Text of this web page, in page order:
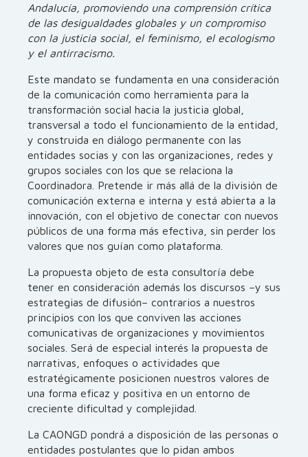
Andalucía, promoviendo una comprensión crítica
de las desigualdades globales y un compromiso
con la justicia social, el feminismo, el ecologismo
y el antirracismo.
Este mandato se fundamenta en una consideración
de la comunicación como herramienta para la
transformación social hacia la justicia global,
transversal a todo el funcionamiento de la entidad,
y construida en diálogo permanente con las
entidades socias y con las organizaciones, redes y
grupos sociales con los que se relaciona la
Coordinadora. Pretende ir más allá de la división de
comunicación externa e interna y está abierta a la
innovación, con el objetivo de conectar con nuevos
públicos de una forma más efectiva, sin perder los
valores que nos guían como plataforma.
La propuesta objeto de esta consultoría debe
tener en consideración además los discursos –y sus
estrategias de difusión– contrarios a nuestros
principios con los que conviven las acciones
comunicativas de organizaciones y movimientos
sociales. Será de especial interés la propuesta de
narrativas, enfoques o actividades que
estratégicamente posicionen nuestros valores de
una forma eficaz y positiva en un entorno de
creciente dificultad y complejidad.
La CAONGD pondrá a disposición de las personas o
entidades postulantes que lo pidan ambos